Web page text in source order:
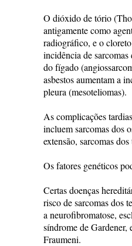
O dióxido de tório
antigamente como
radiográfico, e o
incidência de sarcomas
do fígado
asbestos aumentam a
pleura (mesoteliomas).
As complicações
incluem sarcomas dos
extensão, sarcomas
Os fatores genéticos
Certas doenças
risco de sarcomas dos
a neurofibromatose,
síndrome de Gardener,
Fraumeni.